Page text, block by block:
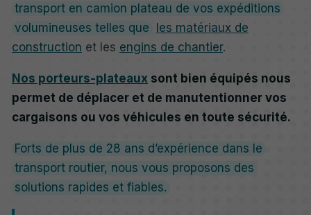
transport en camion plateau de vos expéditions
volumineuses telles que
les matériaux de
construction et les engins de chantier.
Nos porteurs-plateaux sont bien équipés nous
permet de déplacer et de manutentionner vos
cargaisons ou vos véhicules en toute sécurité.
Forts de plus de 28 ans d’expérience dans le
transport routier, nous vous proposons des
solutions rapides et fiables.